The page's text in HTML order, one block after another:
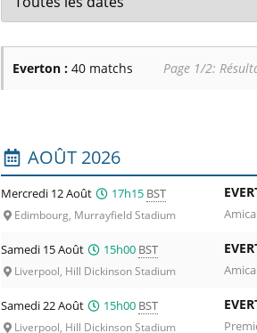
Everton : 40 matchs Page 1/2:
Liste des prochains matchs :
AOÛT 2026
Mercredi 12 Août 17h15 BST
Edimbourg, Murrayfield Stadium
Samedi 15 Août 15h00 BST
Liverpool, Hill Dickinson Stadium
Samedi 22 Août 15h00 BST
Liverpool, Hill Dickinson Stadium